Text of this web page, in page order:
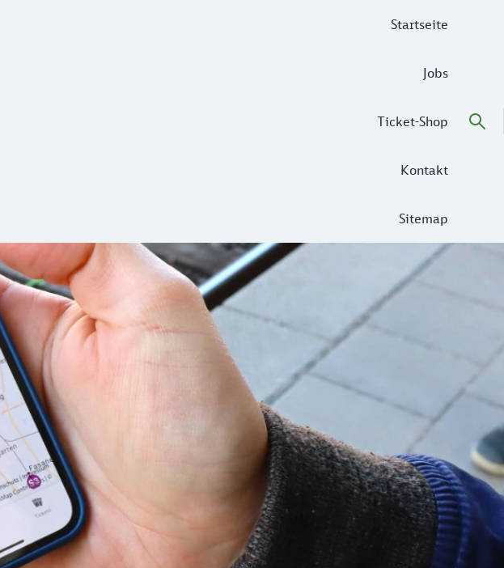
Startseite
Jobs
Ticket-Shop
Kontakt
Sitemap
Zeit ist knapp! Also: wurscht! Vorsichtshalber direkt zum Bahnhof. An der